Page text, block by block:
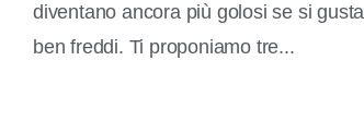
diventano ancora più golosi se si
ben freddi. Ti proponiamo tre...